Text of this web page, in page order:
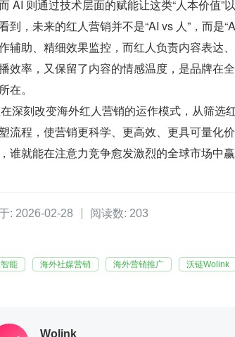
AI 则通过技术层面的赋能让这类“人本价值”
到，未来的红人营销并不是“AI vs 人”，而是
辅助、精细效果监控，而红人负责内容表达
效率，又保留了内容的情感温度，是品牌在
在。
深刻改变海外红人营销的运作模式，从筛选
流程，使营销更科学、更高效、更具可量化
谁就能在注意力竞争愈发激烈的全球市场中赢
: 2026-02-28 阅读数: 203
能 海外社媒营销 海外营销推广 沃链Wolink
Wolink